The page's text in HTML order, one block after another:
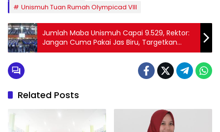
Unismuh Tuan Rumah Olympicad VIII
Jumlah Maba Unismuh Capai 9.529, Rektor:
Jangan Cuma Pakai Jas Biru, Targetkan
Toga
Related Posts